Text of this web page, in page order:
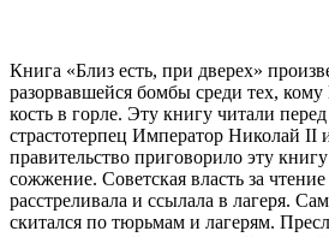
Книга «Близ есть, при дверех»
разорвавшейся бомбы среди тех,
кость в горле. Эту книгу читали
страстотерпец Император Николай II
правительство приговорило эту
сожжение. Советская власть за
расстреливала и ссылала в лагеря.
скитался по тюрьмам и лагерям.